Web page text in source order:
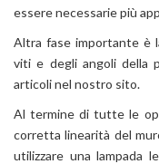
essere necessarie più
Altra fase importante è
viti e degli angoli della
articoli nel nostro sito.
Al termine di tutte le
corretta linearità del
utilizzare una lampada